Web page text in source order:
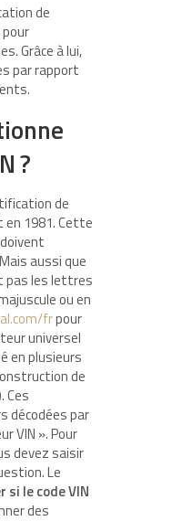
de
Grâce à lui,
par rapport
?
de
en 1981. Cette
aussi que
pas les lettres
ou en
frpour
universel
en plusieurs
de
Ces
décodées par
VIN ». Pour
devez saisir
Le
si le code VIN
des